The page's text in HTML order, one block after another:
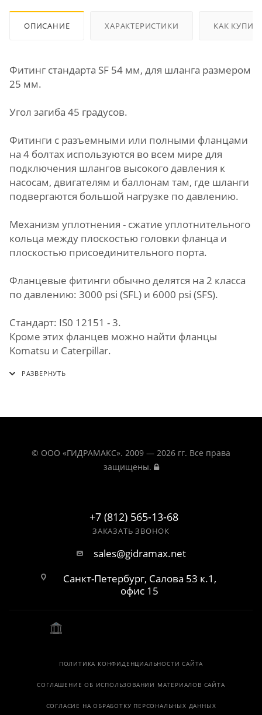
ОПИСАНИЕ ХАРАКТЕРИСТИКИ КАК
Фитинг стандарта SF 54 мм, для шланга размером
25 мм.
Угол загиба 45 градусов.
Фитинги с разъемными или полными фланцами
на 4 болтах используются во всем мире для
подключения шлангов высокого давления к
насосам, двигателям и баллонам там, где шланги
подвергаются большой нагрузке по давлению.
Механизм уплотнения - сжатие уплотнительного
кольца между плоскостью головки фланца и
плоскостью присоединительного порта.
Фланцевые фитинги обычно делятся на 2 класса
по давлению: 3000 psi (SFL) и 6000 psi (SFS).
Стандарт: IS0 12151 - 3.
Кроме этих фланцев можно найти фланцы
Komatsu и Caterpillar.
© ООО «ГИДРАМАКС». 2009 — 2026 гг. Все права
защищены.
+7 (812) 565-13-68
ЗАКАЗАТЬ ЗВОНОК
sales@gidramax.net
Санкт-Петербург, Салова 53 к.1,
офис 15
ПОЛИТИКА КОНФИДЕНЦИАЛЬНОСТИ САЙТА
СОГЛАШЕНИЕ ОБ ИСПОЛЬЗОВАНИИ МАТЕРИАЛОВ САЙТА
СОГЛАСИЕ НА ОБРАБОТКУ ПЕРСОНАЛЬНЫХ ДАННЫХ